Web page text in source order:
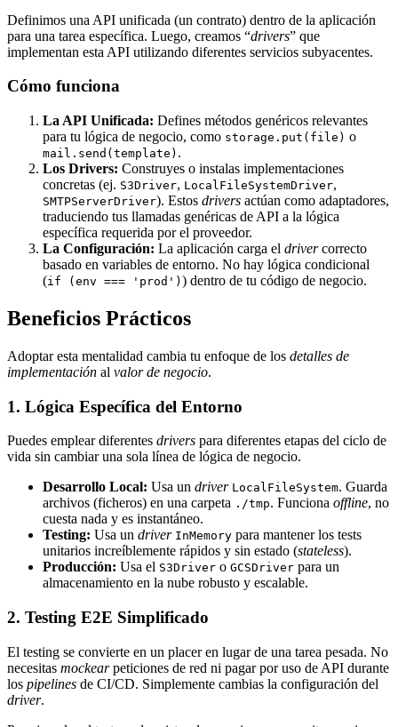
Definimos una API unificada (un contrato) dentro de la aplicación
para una tarea específica. Luego, creamos “drivers” que
implementan esta API utilizando diferentes servicios subyacentes.
Cómo funciona
La API Unificada: Defines métodos genéricos relevantes
para tu lógica de negocio, como storage.put(file) o
mail.send(template) .
Los Drivers: Construyes o instalas implementaciones
concretas (ej. S3Driver, LocalFileSystemDriver,
SMTPServerDriver). Estos drivers actúan como adaptadores,
traduciendo tus llamadas genéricas de API a la lógica
específica requerida por el proveedor.
La Configuración: La aplicación carga el drivercorrecto
basado en variables de entorno. No hay lógica condicional
(if (env === 'prod') ) dentro de tu código de negocio.
Beneficios Prácticos
Adoptar esta mentalidad cambia tu enfoque de los detalles de
implementación al valor de negocio.
1. Lógica Específica del Entorno
Puedes emplear diferentes drivers para diferentes etapas del ciclo de
vida sin cambiar una sola línea de lógica de negocio.
Desarrollo Local: Usa un driver LocalFileSystem. Guarda
archivos (ficheros) en una carpeta ./tmp. Funciona offline, no
cuesta nada y es instantáneo.
Testing: Usa un driver InMemory para mantener los tests
unitarios increíblemente rápidos y sin estado (stateless).
Producción: Usa el S3Driver o GCSDriver para un
almacenamiento en la nube robusto y escalable.
2. Testing E2E Simplificado
El testing se convierte en un placer en lugar de una tarea pesada. No
necesitas mockearpeticiones de red ni pagar por uso de API durante
los pipelines de CI/CD. Simplemente cambias la configuración del
driver.